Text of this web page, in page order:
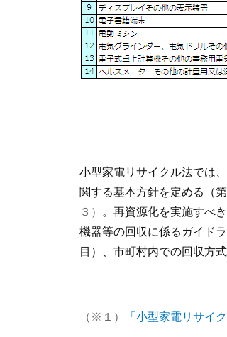
小型家電リサイクル法では
関する基本方針を定める（
３）
。再資源化を実施すべ
機器等の回収に係るガイド
目）、市町村内での回収方
（※１） 「小型家電リサイ